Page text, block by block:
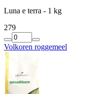
Luna e terra - 1 kg
279
Volkoren roggemeel